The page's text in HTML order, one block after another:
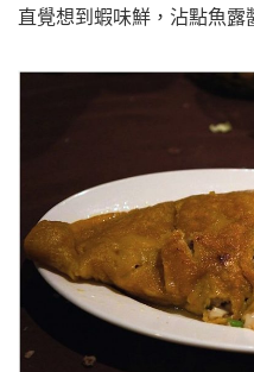
直覺想到蝦味鮮，沾點魚露